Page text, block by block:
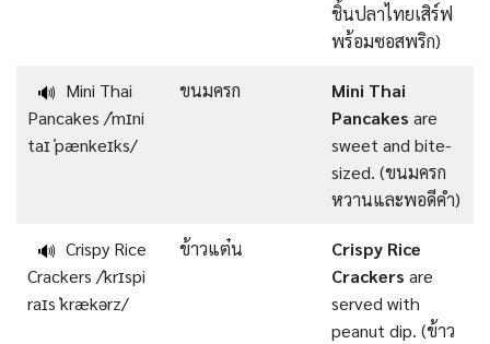
ชิ้นปลาไทยเสิร์ฟ
พร้อมซอสพริก)
🔊 Mini Thai
Pancakes /ˈmɪni
taɪ ˈpænkeɪks/
ขนมครก
Mini Thai
Pancakes are
sweet and bite-
sized. (ขนมครก
หวานและพอดีคำ)
🔊 Crispy Rice
Crackers /ˈkrɪspi
raɪs ˈkrækərz/
ข้าวแต๋น
Crispy Rice
Crackers are
served with
peanut dip. (ข้าว